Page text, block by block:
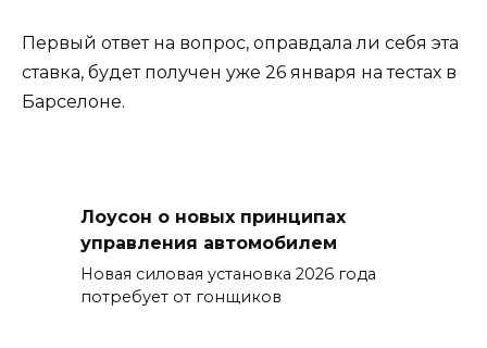
Первый ответ на вопрос, оправдала ли себя эта
ставка, будет получен уже 26 января на тестах в
Барселоне.
Лоусон о новых принципах
управления автомобилем
Новая силовая установка 2026 года
потребует от гонщиков